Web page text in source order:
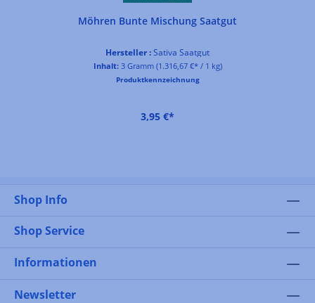
Möhren Bunte Mischung Saatgut
Hersteller :Sativa Saatgut
Inhalt: 3 Gramm (1.316,67 €* / 1 kg)
Produktkennzeichnung
3,95 €*
Shop Info
Shop Service
Informationen
Newsletter